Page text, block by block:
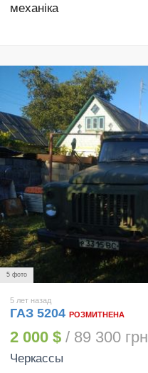
механіка
5 фото
5 лет назад
ГАЗ 5204 РОЗМИТНЕНА
2 000 $ / 89 300 грн
Черкассы